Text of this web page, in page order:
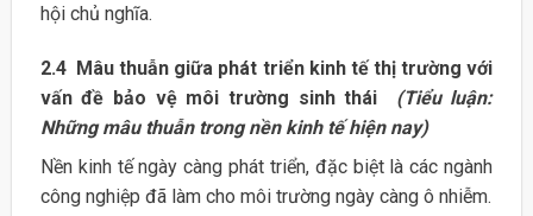
hội chủ nghĩa.
2.4 Mâu thuẫn giữa phát triển kinh tế thị trường với
vấn đề bảo vệ môi trường sinh thái (Tiểu luận:
Những mâu thuẫn trong nền kinh tế hiện nay)
Nền kinh tế ngày càng phát triển, đặc biệt là các ngành
công nghiệp đã làm cho môi trường ngày càng ô nhiễm.